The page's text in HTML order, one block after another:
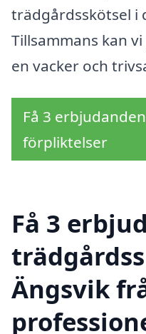
trädgårdsskötsel i
Tillsammans kan
en vacker och
Få 3
förpliktelser
Få 3
Ängsvik